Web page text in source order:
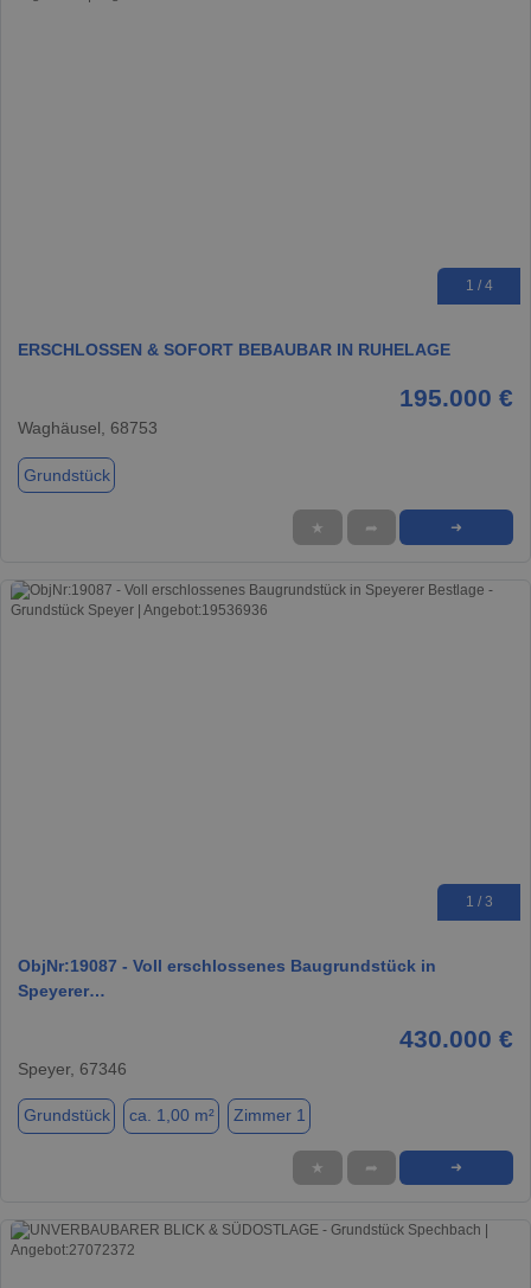
1 / 4
ERSCHLOSSEN & SOFORT BEBAUBAR IN RUHELAGE
195.000 €
Waghäusel, 68753
Grundstück
★ ➦ ➜
1 / 3
ObjNr:19087 - Voll erschlossenes Baugrundstück in
Speyerer…
430.000 €
Speyer, 67346
Grundstück ca. 1,00 m² Zimmer 1
★ ➦ ➜